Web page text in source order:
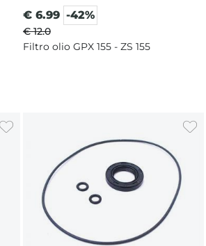
€ 6.99 -42%
€ 12.0
Filtro olio GPX 155 - ZS 155